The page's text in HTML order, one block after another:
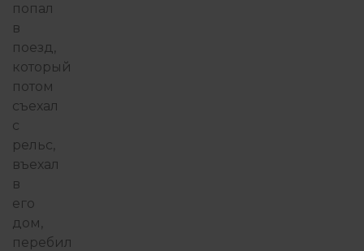
попал
в
поезд,
который
потом
съехал
с
рельс,
въехал
в
его
дом,
перебил